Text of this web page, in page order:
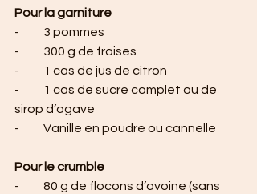
Pour la garniture
-          3 pommes
-          300 g de fraises
-          1 cas de jus de citron
-          1 cas de sucre complet ou de
sirop d’agave
-          Vanille en poudre ou cannelle
Pour le crumble
-          80 g de flocons d’avoine (sans